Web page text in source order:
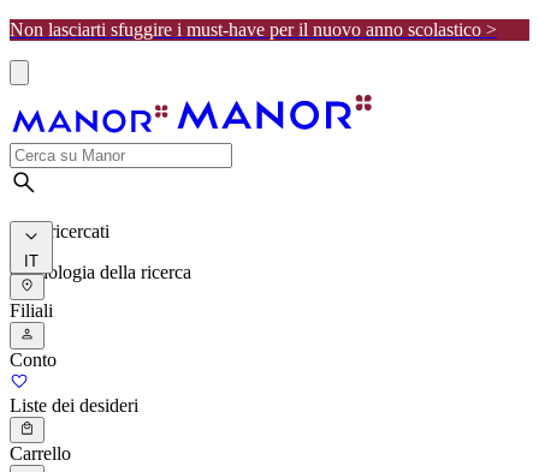
Non lasciarti sfuggire i must-have per il nuovo anno scolastico >
I più ricercati
Cronologia della ricerca
IT
Filiali
Conto
Liste dei desideri
Carrello